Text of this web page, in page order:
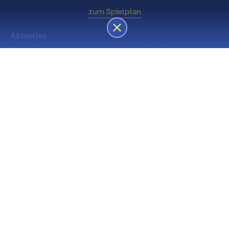
zum Spielplan
Aktuelles
Besucherservice über die Sommerpause